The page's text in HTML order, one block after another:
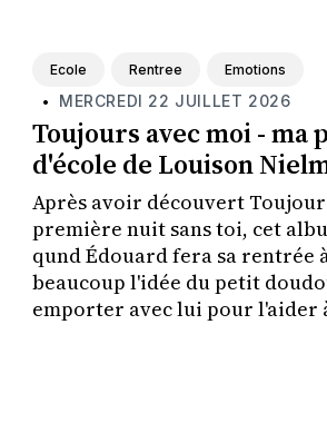
Ecole Rentree Emotions
• MERCREDI 22 JUILLET 2026
Toujours avec moi -
d'école de Louison
Après avoir découvert
première nuit sans toi, cet
qund Édouard fera sa rentrée
beaucoup l'idée du petit
emporter avec lui pour l'aider